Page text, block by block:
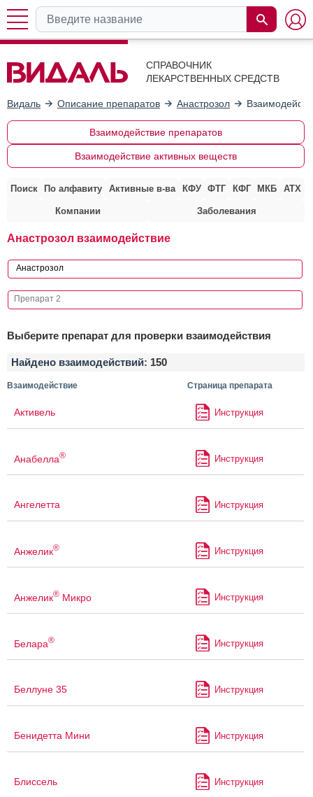
СПРАВОЧНИК
ЛЕКАРСТВЕННЫХ СРЕДСТВ
Видаль Описание препаратов Анастрозол
Взаимодействие препаратов
Взаимодействие активных веществ
Поиск По алфавиту Активные в-ва КФУ ФТГ КФГ МКБ АТХ
Компании Заболевания
Анастрозол взаимодействие
Выберите препарат для проверки взаимодействия
Найдено взаимодействий: 150
Взаимодействие Страница препарата
Активель Инструкция
Анабелла® Инструкция
Ангелетта Инструкция
Анжелик® Инструкция
Анжелик® Микро Инструкция
Белара® Инструкция
Беллуне 35 Инструкция
Бенидетта Мини Инструкция
Блиссель Инструкция